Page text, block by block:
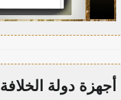
أجهزة دولة الخلافة